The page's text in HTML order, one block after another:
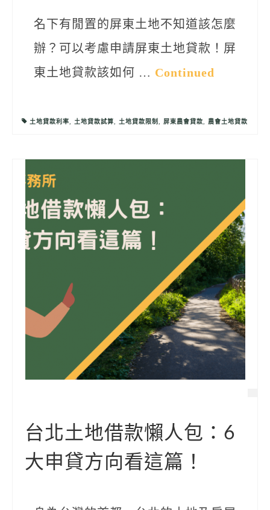
名下有閒置的屏東土地不知道該怎麼
辦？可以考慮申請屏東土地貸款！屏
東土地貸款該如何 … Continued
土地貸款利率, 土地貸款試算, 土地貸款限制 , 屏東農會貸款, 農會土地貸款
台北土地借款懶人包：6
大申貸方向看這篇！